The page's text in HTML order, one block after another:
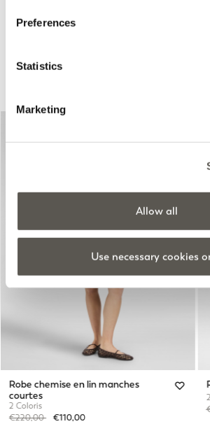
Preferences
Statistics
Marketing
Allow all
Use necessary cookies
Suggestions pour
Robe chemise en lin manches
courtes
2 Coloris
Price reduced from
€220,00to€110,00
Previous